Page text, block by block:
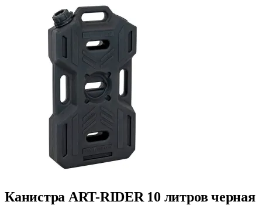
Канистра ART-RIDER 10 литров черная